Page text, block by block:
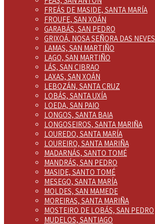
FREÁS DE MASIDE, SANTA MARÍA
FROUFE, SAN XOÁN
GARABÁS, SAN PEDRO
GRIXOÁ, NOSA SEÑORA DAS NEVES
LAMAS, SAN MARTIÑO
LAGO, SAN MARTIÑO
LÁS, SAN CIBRAO
LAXAS, SAN XOÁN
LEBOZÁN, SANTA CRUZ
LOBÁS, SANTA UXÍA
LOEDA, SAN PAIO
LONGOS, SANTA BAIA
LONGOSEIROS, SANTA MARIÑA
LOUREDO, SANTA MARÍA
LOUREIRO, SANTA MARIÑA
MADARNÁS, SANTO TOMÉ
MANDRÁS, SAN PEDRO
MASIDE, SANTO TOMÉ
MESEGO, SANTA MARÍA
MOLDES, SAN MAMEDE
MOREIRAS, SANTA MARIÑA
MOSTEIRO DE LOBÁS, SAN PEDRO
MUDELOS, SANTIAGO